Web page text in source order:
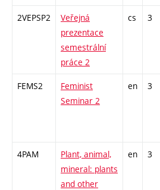
2VEPSP2
Veřejná
prezentace
semestrální
práce 2
cs 3
FEMS2
Feminist
Seminar 2
en 3
4PAM
Plant, animal,
mineral: plants
and other
en 3